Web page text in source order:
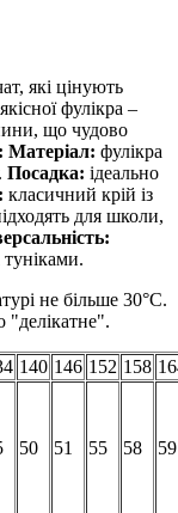
які цінують
фулікра –
що чудово
Матеріал: фулікра
Посадка: ідеально
класичний крій із
для школи,
не більше 30°C.
"делікатне".
140 146 152 158
50 51 55 58 59